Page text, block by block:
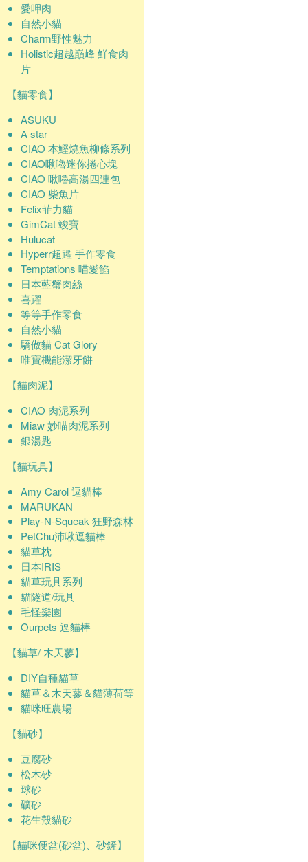
愛呷肉
自然小貓
Charm野性魅力
Holistic超越巔峰 鮮食肉
片
【貓零食】
ASUKU
A star
CIAO 本鰹燒魚柳條系列
CIAO啾嚕迷你捲心塊
CIAO 啾嚕高湯四連包
CIAO 柴魚片
Felix菲力貓
GimCat 竣寶
Hulucat
Hyperr超躍 手作零食
Temptations 喵愛餡
日本藍蟹肉絲
喜躍
等等手作零食
自然小貓
驕傲貓 Cat Glory
唯寶機能潔牙餅
【貓肉泥】
CIAO 肉泥系列
Miaw 妙喵肉泥系列
銀湯匙
【貓玩具】
Amy Carol 逗貓棒
MARUKAN
Play-N-Squeak 狂野森林
PetChu沛啾逗貓棒
貓草枕
日本IRIS
貓草玩具系列
貓隧道/玩具
毛怪樂園
Ourpets 逗貓棒
【貓草/ 木天蓼】
DIY自種貓草
貓草＆木天蓼＆貓薄荷等
貓咪旺農場
【貓砂】
豆腐砂
松木砂
球砂
礦砂
花生殼貓砂
【貓咪便盆(砂盆)、砂鏟】